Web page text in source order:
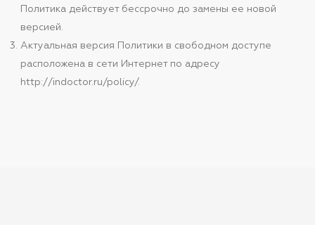
Политика действует бессрочно до замены ее новой
версией.
Актуальная версия Политики в свободном доступе
расположена в сети Интернет по адресу
http://indoctor.ru/policy/.